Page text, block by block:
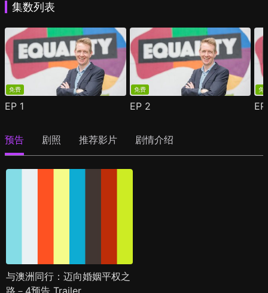
集数列表
免费
EP 1
免费
EP 2
免
预告 剧照 推荐影片 剧情介绍
与澳洲同行：迈向婚姻平权之
路－4预告 Trailer